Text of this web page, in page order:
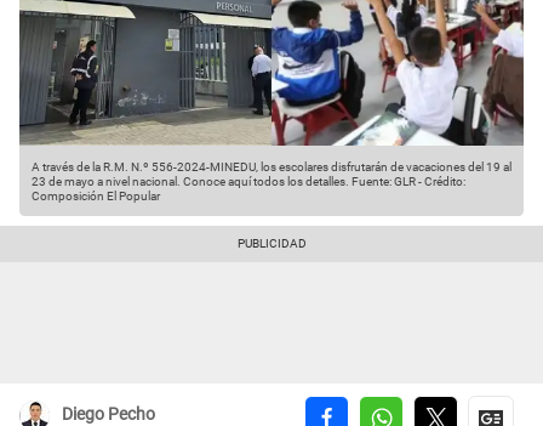
A través de la R.M. N.º 556-2024-MINEDU, los escolares disfrutarán de vacaciones del 19 al
23 de mayo a nivel nacional. Conoce aquí todos los detalles. Fuente: GLR-Crédito:
Composición El Popular
Diego Pecho